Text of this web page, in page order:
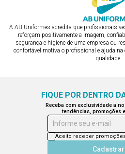
A AB Uniformes acredita que profissionais
reforçam positivamente a imagem,
segurança e higiene de uma empresa ou
confortável motiva o profissional e ajuda
qualidade.
FIQUE POR DENTRO
Receba com exclusividade a
tendências, promoções
Informe seu e-mail
Cadastrar
Aceito receber